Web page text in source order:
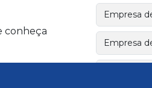
conheça
Empresa
Empresa